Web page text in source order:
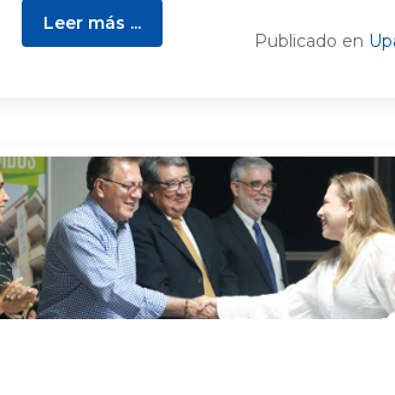
Leer más ...
Publicado en